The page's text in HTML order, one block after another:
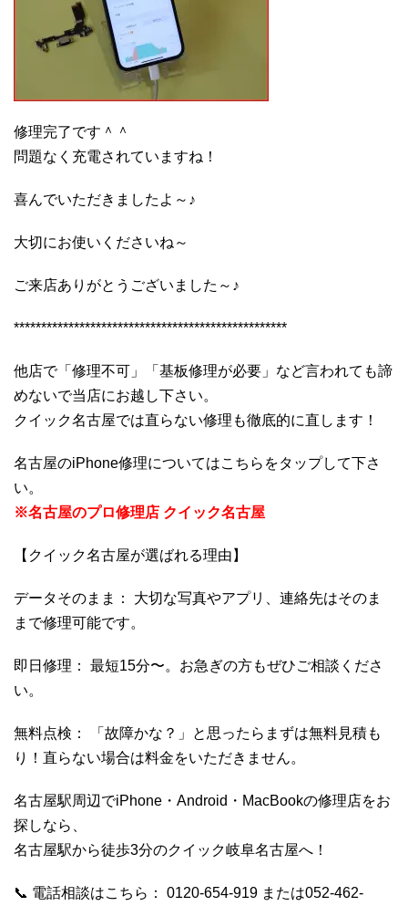
修理完了です＾＾
問題なく充電されていますね！
喜んでいただきましたよ～♪
大切にお使いくださいね～
ご来店ありがとうございました～♪
**************************************************
他店で「修理不可」「基板修理が必要」など言われても諦
めないで当店にお越し下さい。
クイック名古屋では直らない修理も徹底的に直します！
名古屋のiPhone修理についてはこちらをタップして下さ
い。
※名古屋のプロ修理店 クイック名古屋
【クイック名古屋が選ばれる理由】
データそのまま： 大切な写真やアプリ、連絡先はそのま
まで修理可能です。
即日修理： 最短15分〜。お急ぎの方もぜひご相談くださ
い。
無料点検： 「故障かな？」と思ったらまずは無料見積も
り！直らない場合は料金をいただきません。
名古屋駅周辺でiPhone・Android・MacBookの修理店をお
探しなら、
名古屋駅から徒歩3分のクイック岐阜名古屋へ！
📞 電話相談はこちら： 0120-654-919 または052-462-